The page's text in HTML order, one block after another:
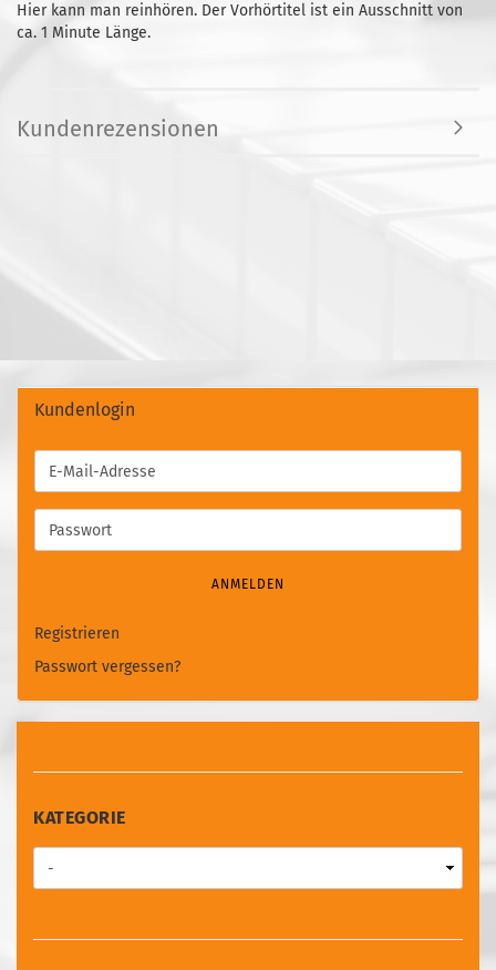
Hier kann man reinhören. Der Vorhörtitel ist ein Ausschnitt von
ca. 1 Minute Länge.
Kundenrezensionen
Kundenlogin
E-
Mail-
Adresse
Passwort
ANMELDEN
Registrieren
Passwort vergessen?
KATEGORIE
KATEGORIE